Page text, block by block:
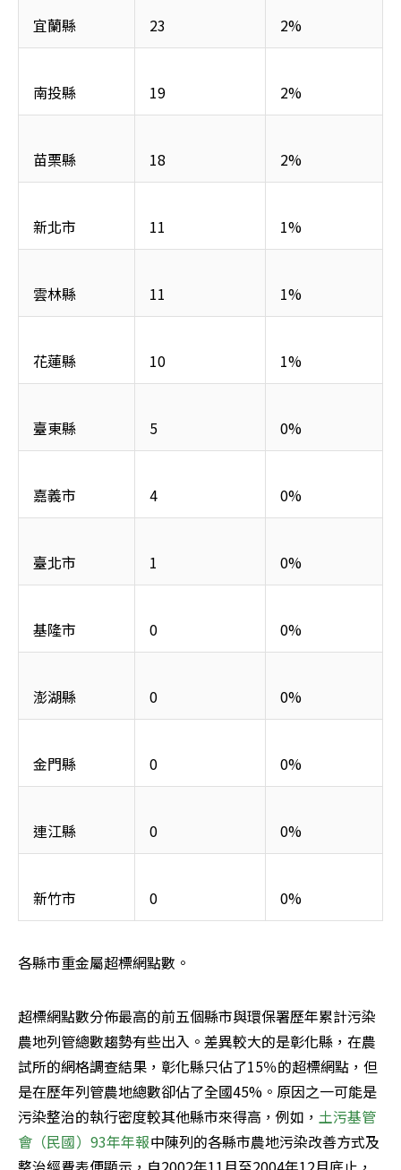
宜蘭縣 23 2%
南投縣 19 2%
苗栗縣 18 2%
新北市 11 1%
雲林縣 11 1%
花蓮縣 10 1%
臺東縣 5 0%
嘉義市 4 0%
臺北市 1 0%
基隆市 0 0%
澎湖縣 0 0%
金門縣 0 0%
連江縣 0 0%
新竹市 0 0%
各縣市重金屬超標網點數。
超標網點數分佈最高的前五個縣市與環保署歷年累計污染
農地列管總數趨勢有些出入。差異較大的是彰化縣，在農
試所的網格調查結果，彰化縣只佔了15％的超標網點，但
是在歷年列管農地總數卻佔了全國45%。原因之一可能是
污染整治的執行密度較其他縣市來得高，例如， 土污基管
會（民國）93年年報中陳列的各縣市農地污染改善方式及